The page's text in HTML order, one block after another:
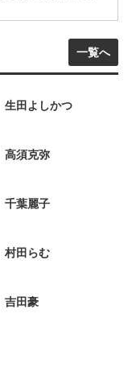
一覧へ
生田よしかつ
高須克弥
千葉麗子
村田らむ
吉田豪